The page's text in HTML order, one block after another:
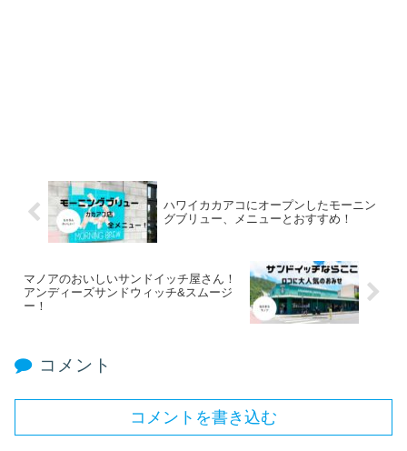
ハワイカカアコにオープンしたモーニン
グブリュー、メニューとおすすめ！
マノアのおいしいサンドイッチ屋さん！
アンディーズサンドウィッチ&スムージ
ー！
コメント
コメントを書き込む